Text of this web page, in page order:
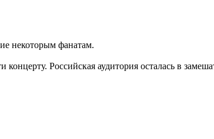
некоторым фанатам.
Российская аудитория осталась в